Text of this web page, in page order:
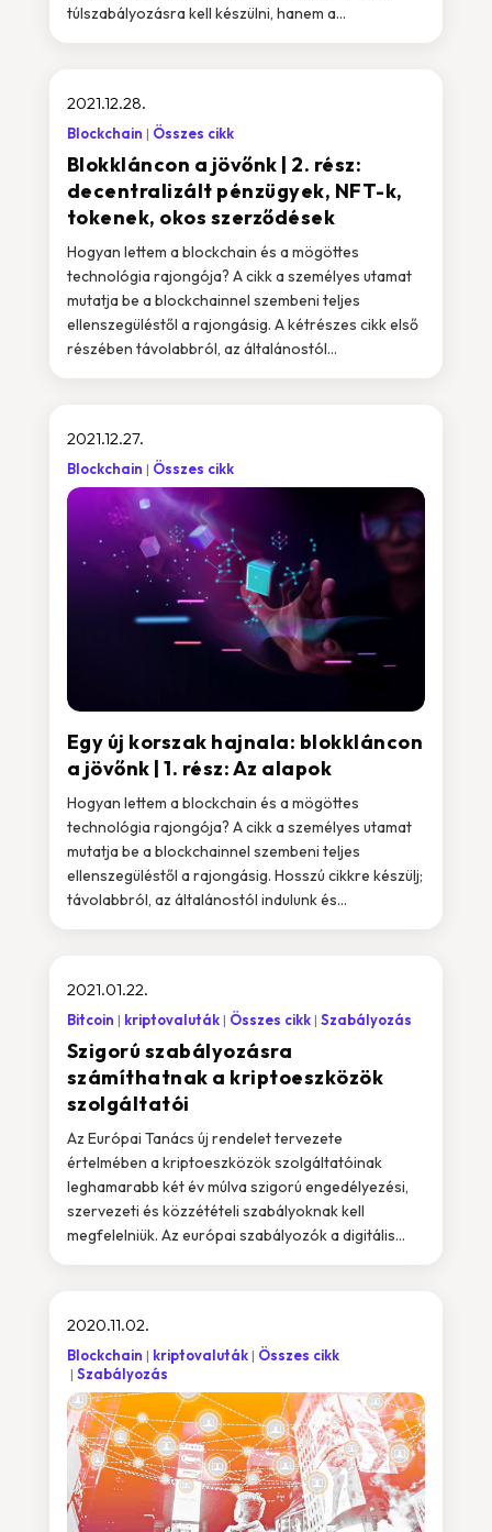
túlszabályozásra kell készülni, hanem a...
Blokkláncon a jövőnk | 2. rész:
decentralizált pénzügyek, NFT-k,
tokenek, okos szerződések
2021.12.28.
Blockchain Összes cikk
Hogyan lettem a blockchain és a mögöttes
technológia rajongója? A cikk a személyes utamat
mutatja be a blockchainnel szembeni teljes
ellenszegüléstől a rajongásig. A kétrészes cikk első
részében távolabbról, az általánostól...
Egy új korszak hajnala: blokkláncon
a jövőnk | 1. rész: Az alapok
2021.12.27.
Blockchain Összes cikk
Hogyan lettem a blockchain és a mögöttes
technológia rajongója? A cikk a személyes utamat
mutatja be a blockchainnel szembeni teljes
ellenszegüléstől a rajongásig. Hosszú cikkre készülj;
távolabbról, az általánostól indulunk és...
Szigorú szabályozásra
számíthatnak a kriptoeszközök
szolgáltatói
2021.01.22.
Bitcoin kriptovaluták Összes cikk Szabályozás
Az Európai Tanács új rendelet tervezete
értelmében a kriptoeszközök szolgáltatóinak
leghamarabb két év múlva szigorú engedélyezési,
szervezeti és közzétételi szabályoknak kell
megfelelniük. Az európai szabályozók a digitális...
2020.11.02.
Blockchain kriptovaluták
Összes cikk
Szabályozás